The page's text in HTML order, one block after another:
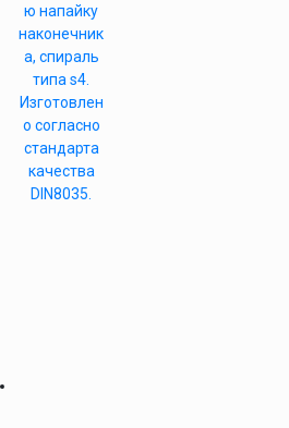
ю напайку
наконечник
а, спираль
типа s4.
Изготовлен
о согласно
стандарта
качества
DIN8035.